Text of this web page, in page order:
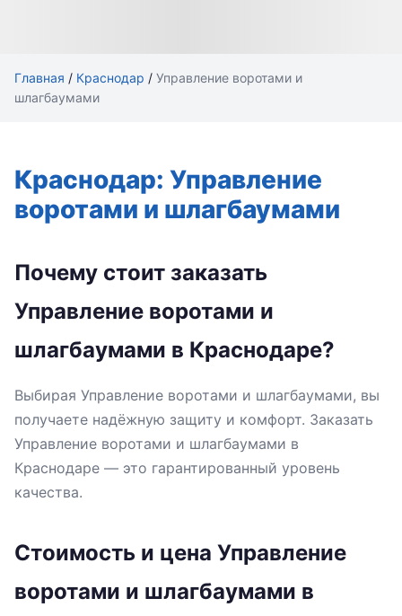
Главная / Краснодар / Управление воротами и
шлагбаумами
Краснодар: Управление
воротами и шлагбаумами
Почему стоит заказать
Управление воротами и
шлагбаумами в Краснодаре?
Выбирая Управление воротами и шлагбаумами, вы
получаете надёжную защиту и комфорт. Заказать
Управление воротами и шлагбаумами в
Краснодаре — это гарантированный уровень
качества.
Стоимость и цена Управление
воротами и шлагбаумами в